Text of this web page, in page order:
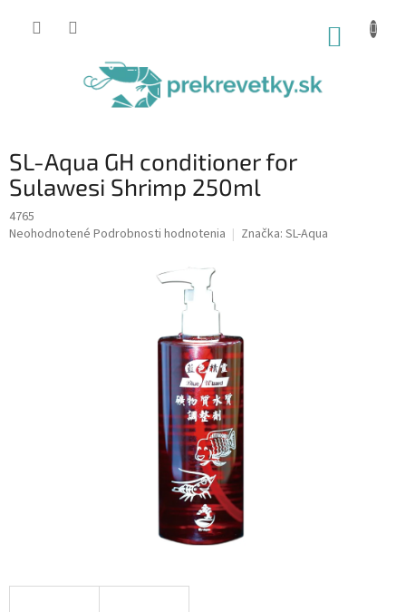
SL-Aqua GH conditioner for
Sulawesi Shrimp 250ml
4765
Priemerné
Neohodnotené Podrobnosti hodnotenia Značka: SL-Aqua